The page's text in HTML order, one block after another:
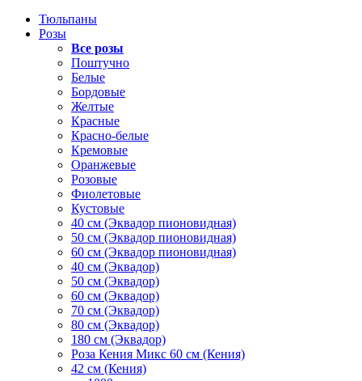
Тюльпаны
Розы
Все розы
Поштучно
Белые
Бордовые
Желтые
Красные
Красно-белые
Кремовые
Оранжевые
Розовые
Фиолетовые
Кустовые
40 см (Эквадор пионовидная)
50 см (Эквадор пионовидная)
60 см (Эквадор пионовидная)
40 см (Эквадор)
50 см (Эквадор)
60 см (Эквадор)
70 см (Эквадор)
80 см (Эквадор)
180 см (Эквадор)
Роза Кения Микс 60 см (Кения)
42 см (Кения)